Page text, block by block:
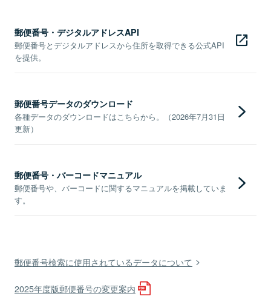
郵便番号・デジタルアドレスAPI
郵便番号とデジタルアドレスから住所を取得できる公式API
を提供。
郵便番号データのダウンロード
各種データのダウンロードはこちらから。（2026年7月31日
更新）
郵便番号・バーコードマニュアル
郵便番号や、バーコードに関するマニュアルを掲載していま
す。
郵便番号検索に使用されているデータについて
2025年度版郵便番号の変更案内